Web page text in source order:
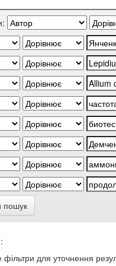
пошук
фільтри для уточнення